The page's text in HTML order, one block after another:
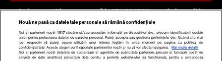
Scrie-ne pe Whatsapp, sună la 0741226226 sau trimite mail la
pont@cancan.ro
Știri interne Știri externe
Politică
Nouă ne pasă ca datele tale personale să rămână confidențiale
Noi și partenerii noștri 1017stocăm și/sau accesăm informații pe dispozitivul dvs., precum identificatorii cookie
unici pentru prelucrarea datelor cu caracter personal. Puteți accepta sau gestiona preferințele dvs. făcând clic mai
jos, respectiv vă puteți opune utilizării unui interes legitim în orice moment pe pagina cu politica de
confidențialitate. Aceste alegeri vor fi raportate partenerilor noștri și nu vă vor afecta navigarea.
Mai multe detalii
Noi si partenerii nostri (retelele de socializare si agentiile de publicitate partenere, precum si furnizorii nostri de
servicii de date analitice) prelucram date pentru a permite website-ului sa functioneze, pentru a personaliza